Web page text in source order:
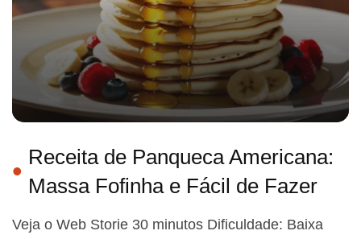
Receita de Panqueca Americana:
Massa Fofinha e Fácil de Fazer
Veja o Web Storie 30 minutos Dificuldade: Baixa